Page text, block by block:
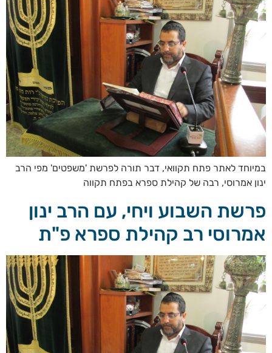
במיוחד לאתר פתח תקוואי, דבר תורה לפרשת 'משפטים' מפי הרב
ינון אמרוסי, רבה של קהילת ספרא בפתח תקווה
פרשת השבוע ויחי, עם הרב ינון
אמרוסי רב קהילת ספרא פ"ת